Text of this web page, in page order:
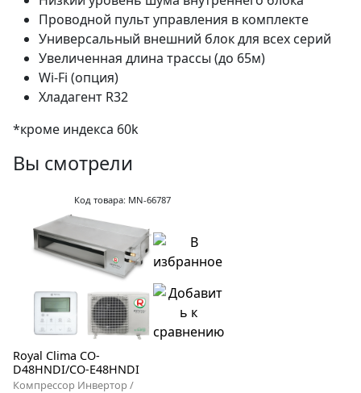
Проводной пульт управления в комплекте
Универсальный внешний блок для всех серий
Увеличенная длина трассы (до 65м)
Wi-Fi (опция)
Хладагент R32
*кроме индекса 60k
Вы смотрели
Код товара: MN-66787
Royal Clima CO-
D48HNDI/CO-E48HNDI
Компрессор Инвертор /